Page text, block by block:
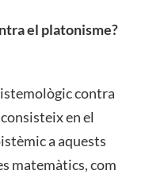
el platonisme?
contra
en el
a aquests
matemàtics, com